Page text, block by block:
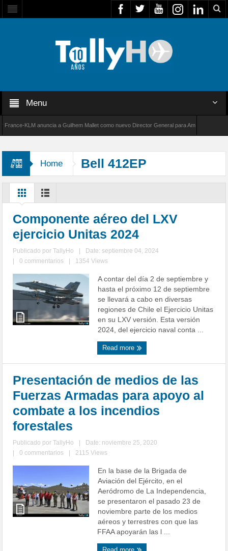
Menu
KLM anuncia a Guilhem Mallet como nuevo Director General para América Latina
Home Bell 412EP
Componente aéreo del LXV
ejercicio Unitas 2024
Publicado porTallyHo
Date: septiembre 04, 2024
0 commentarios 1354 Views
A contar del día 2 de septiembre y
hasta el próximo 12 de septiembre
se llevará a cabo en diversas
regiones de Chile el Ejercicio Unitas
en su LXV versión. Esta versión
2024, del ejercicio naval conta ...
Read more
Presentación de medios de las
Fuerzas Armadas para apoyo al
combate a los incendios
forestales
Publicado porTallyHo
Date: noviembre 25, 2020
0 commentarios 2115 Views
En la base de la Brigada de
Aviación del Ejército, en el
Aeródromo de La Independencia,
se presentaron el pasado 23 de
noviembre parte de los medios
aéreos y terrestres con que las
FFAA apoyarán las l ...